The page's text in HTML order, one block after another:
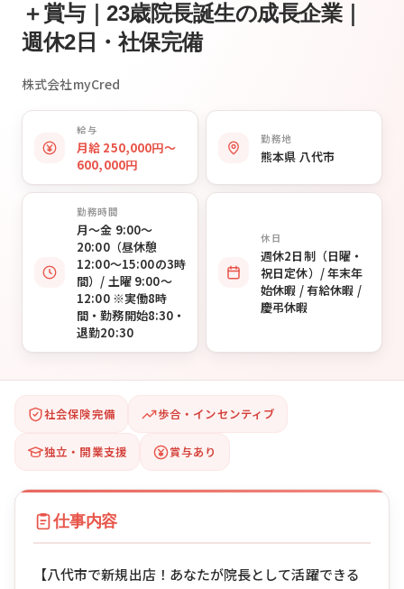
＋賞与｜23歳院長誕生の成長企業｜
週休2日・社保完備
株式会社myCred
給与
月給 250,000円〜
600,000円
勤務地
熊本県 八代市
勤務時間
月〜金 9:00〜
20:00（昼休憩
12:00〜15:00の3時
間）/ 土曜 9:00〜
12:00 ※実働8時
間・勤務開始8:30・
退勤20:30
休日
週休2日制（日曜・
祝日定休）/ 年末年
始休暇 / 有給休暇 /
慶弔休暇
社会保険完備 歩合・インセンティブ
独立・開業支援 賞与あり
仕事内容
【八代市で新規出店！あなたが院長として活躍できる